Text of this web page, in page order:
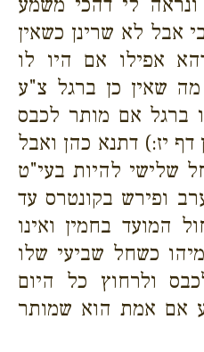
אבל לא שרינן כשאין
אפילו אם היו לו
שאין כן ברגל צ"ע
ברגל אם מותר לכבס
יז:) דתנא כהן ואבל
שלישי להיות בעי"ט
ופירש בקונטרס עד
המועד בחמין ואינו
כשחל שביעי שלו
ולרחוץ כל היום
אם אמת הוא שמותר